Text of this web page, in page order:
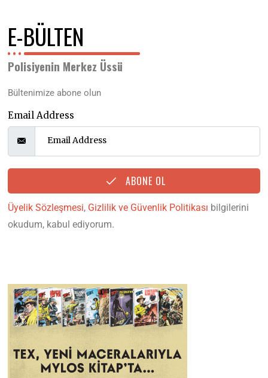
E-BÜLTEN
Polisiyenin Merkez Üssü
Bültenimize abone olun
Email Address
ABONE OL
Üyelik Sözleşmesi, Gizlilik ve Güvenlik Politikası bilgilerini
okudum, kabul ediyorum.